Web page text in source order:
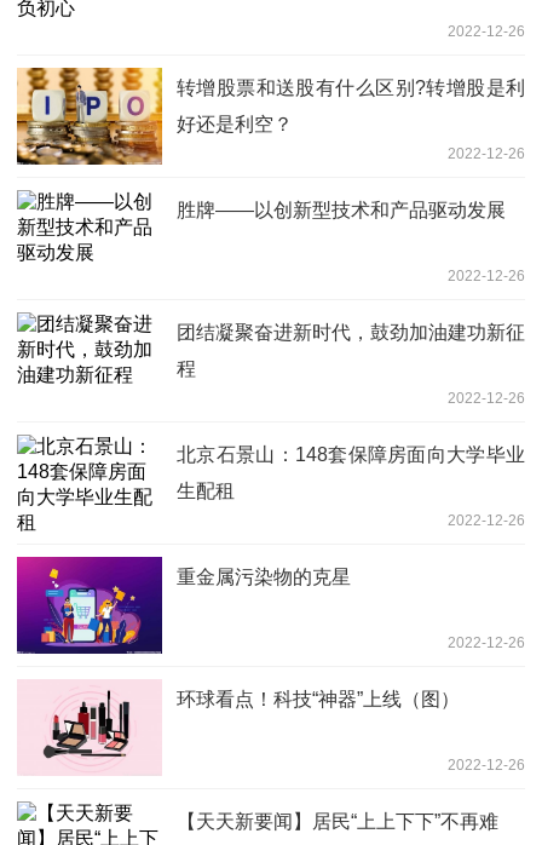
2022-12-26
转增股票和送股有什么区别?转增股是利
好还是利空？
2022-12-26
胜牌——以创新型技术和产品驱动发展
2022-12-26
团结凝聚奋进新时代，鼓劲加油建功新征
程
2022-12-26
北京石景山：148套保障房面向大学毕业
生配租
2022-12-26
重金属污染物的克星
2022-12-26
环球看点！科技“神器”上线（图）
2022-12-26
【天天新要闻】居民“上上下下”不再难